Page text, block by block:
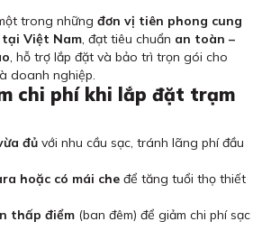
trong những đơn vị tiên phong cung
Việt Nam, đạt tiêu chuẩn an toàn –
, hỗ trợ lắp đặt và bảo trì trọn gói cho
doanh nghiệp.
chi phí khi lắp đặt trạm
đủvới nhu cầu sạc, tránh lãng phí đầu
hoặc có mái cheđể tăng tuổi thọ thiết
thấp điểm(ban đêm) để giảm chi phí sạc